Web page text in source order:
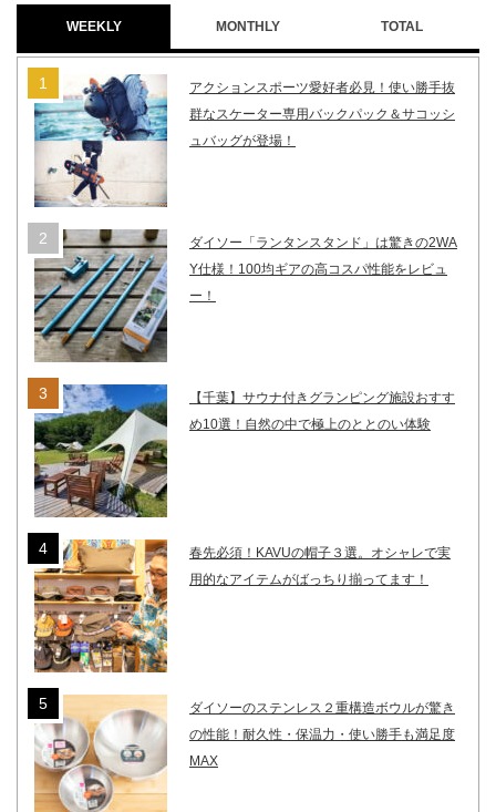
WEEKLY MONTHLY TOTAL
アクションスポーツ愛好者必見！使い勝手抜
群なスケーター専用バックパック＆サコッシ
ュバッグが登場！
ダイソー「ランタンスタンド」は驚きの2WA
Y仕様！100均ギアの高コスパ性能をレビュ
ー！
【千葉】サウナ付きグランピング施設おすす
め10選！自然の中で極上のととのい体験
春先必須！KAVUの帽子３選。オシャレで実
用的なアイテムがばっちり揃ってます！
ダイソーのステンレス２重構造ボウルが驚き
の性能！耐久性・保温力・使い勝手も満足度
MAX